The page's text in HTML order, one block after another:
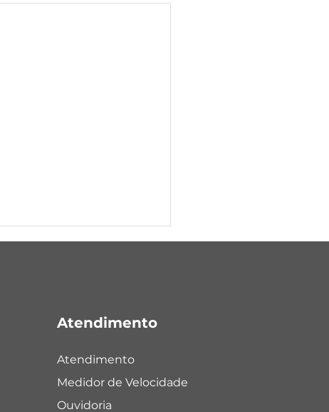
Atendimento
Atendimento
Medidor de Velocidade
Ouvidoria